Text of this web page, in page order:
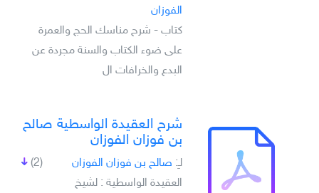
الفوزان
كتاب - شرح مناسك الحج والعمرة
على ضوء الكتاب والسنة مجردة عن
البدع والخرافات ال
شرح العقيدة الواسطية صالح
بن فوزان الفوزان
(2) لـِ: صالح بن فوزان الفوزان
العقيدة الواسطية : لشيخ